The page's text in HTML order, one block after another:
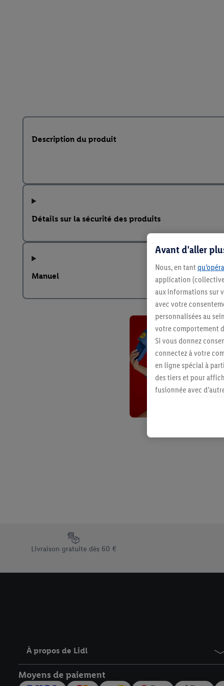
Description du produit
Détails sur la sécurité des produits
Manuel
Élément du pied de page avec les différents arguments de
Livraison gratuite dès 60 €
À propos de Lidl
Moyens de paiement
Avant d'aller
Nous, en tant
application
aux informations sur
avec votre
personnalisées au
votre comportement
Si vous donnez
connectez à votre
en ligne spécial à
des tiers et pour
fusionnée avec
vous avez montré
l’achat) peuvent
plusieurs services de